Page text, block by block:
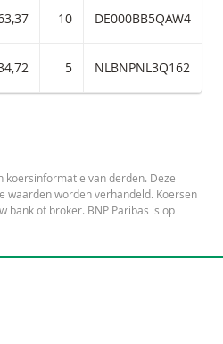
10 DE000BB5QAW4
5 NLBNPNL3Q162
koersinformatie van derden. Deze
waarden worden verhandeld. Koersen
bank of broker. BNP Paribas is op